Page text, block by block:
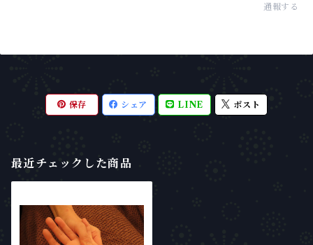
通報する
保存 シェア LINE ポスト
最近チェックした商品